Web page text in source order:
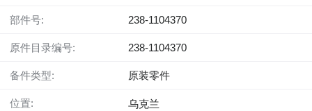
部件号: 238-1104370
原件目录编号: 238-1104370
备件类型: 原装零件
位置:
乌克兰